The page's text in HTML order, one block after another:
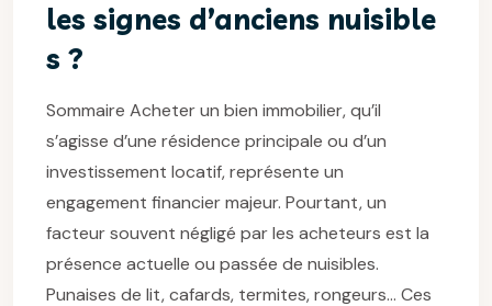
les signes d’anciens nuisible
s ?
Sommaire Acheter un bien immobilier, qu’il
s’agisse d’une résidence principale ou d’un
investissement locatif, représente un
engagement financier majeur. Pourtant, un
facteur souvent négligé par les acheteurs est la
présence actuelle ou passée de nuisibles.
Punaises de lit, cafards, termites, rongeurs… Ces